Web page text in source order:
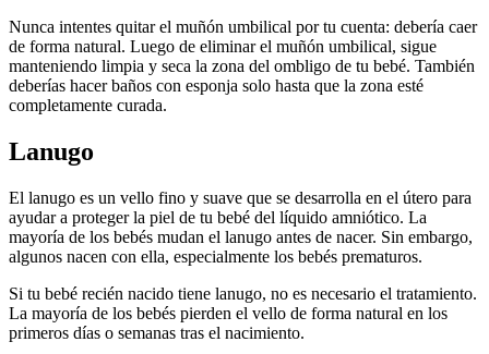
Nunca intentes quitar el muñón umbilical por tu cuenta: debería caer
de forma natural. Luego de eliminar el muñón umbilical, sigue
manteniendo limpia y seca la zona del ombligo de tu bebé. También
deberías hacer baños con esponja solo hasta que la zona esté
completamente curada.
Lanugo
El lanugo es un vello fino y suave que se desarrolla en el útero para
ayudar a proteger la piel de tu bebé del líquido amniótico. La
mayoría de los bebés mudan el lanugo antes de nacer. Sin embargo,
algunos nacen con ella, especialmente los bebés prematuros.
Si tu bebé recién nacido tiene lanugo, no es necesario el tratamiento.
La mayoría de los bebés pierden el vello de forma natural en los
primeros días o semanas tras el nacimiento.